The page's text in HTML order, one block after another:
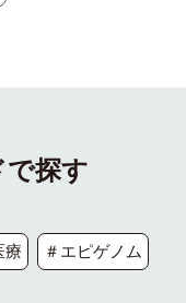
で探す
療 ＃エピゲノム